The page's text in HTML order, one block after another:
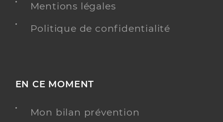
Mentions légales
Politique de confidentialité
EN CE MOMENT
Mon bilan prévention